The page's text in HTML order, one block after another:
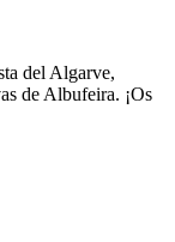
del Algarve,
de Albufeira. ¡Os